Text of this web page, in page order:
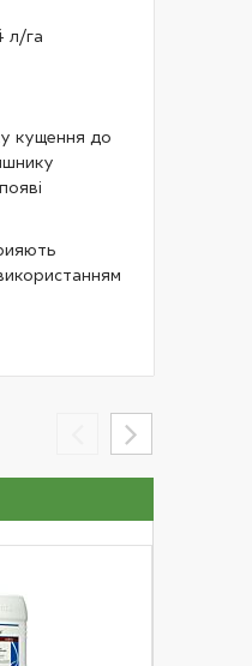
л/га
кущення до